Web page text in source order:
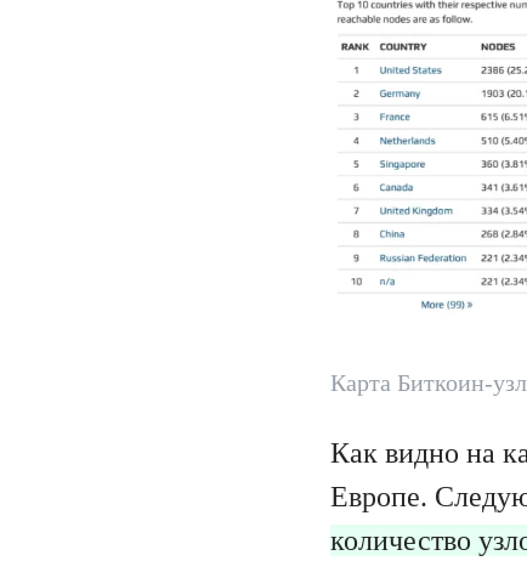
Карта Биткоин-
Как видно на
Европе.
количество